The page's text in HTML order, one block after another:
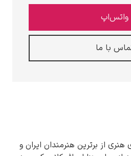
هنرمندان ایران و